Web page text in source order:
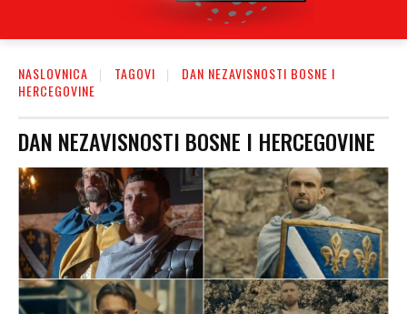
NASLOVNICA TAGOVI
DAN NEZAVISNOSTI BOSNE I
HERCEGOVINE
DAN NEZAVISNOSTI BOSNE I HERCEGOVINE